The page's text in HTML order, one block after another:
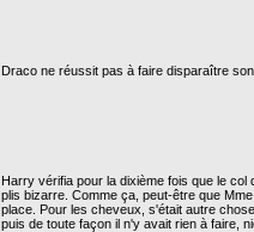
Draco ne réussit pas à faire disparaître
Harry vérifia pour la dixième fois que le
plis bizarre. Comme ça, peut-être que
place. Pour les cheveux, s'était autre
puis de toute façon il n'y avait rien à faire,